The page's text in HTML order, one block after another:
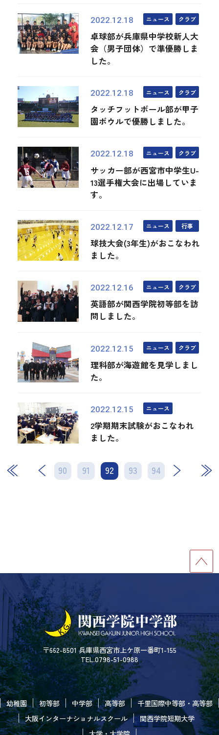
2022.12.18 ニュース クラブ
卓球部が兵庫県中学校新人大
会（男子団体）で準優勝しま
した。
2022.12.18 ニュース クラブ
タッチフットボール部が甲子
園ボウルで優勝しました。
2022.12.18 ニュース クラブ
サッカー部が西宮市中学生U-
13選手権大会に出場していま
す。
2022.12.17 ニュース 行事
球技大会(3年生)がおこなわれ
ました。
2022.12.16 ニュース クラブ
英語部が関西学院初等部を訪
問しました。
2022.12.15 ニュース クラブ
理科部が海遊館を見学しまし
た。
2022.12.15 ニュース
2学期期末試験がおこなわれ
ました。
90 91 92 93 94
次 最後
〒662-8501 兵庫県西宮市上ケ原一番町1-155
TEL.0798-51-0988
幼稚園 初等部 中学部 高等部
千里国際中等部・高等部
大阪インターナショナルスクール
関西学院短期大学